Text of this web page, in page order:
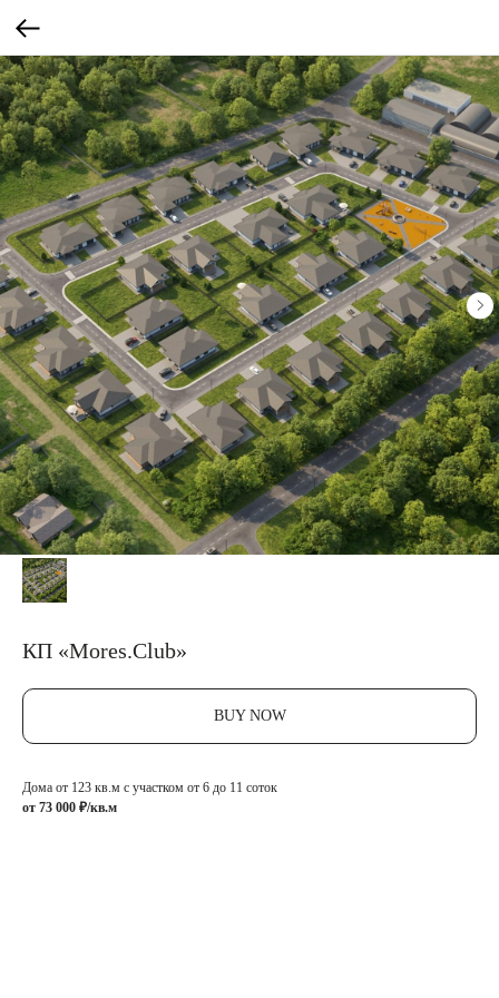
КП «Mores.Club»
BUY NOW
Дома от 123 кв.м с участком от 6 до 11 соток
от 73 000 ₽/кв.м